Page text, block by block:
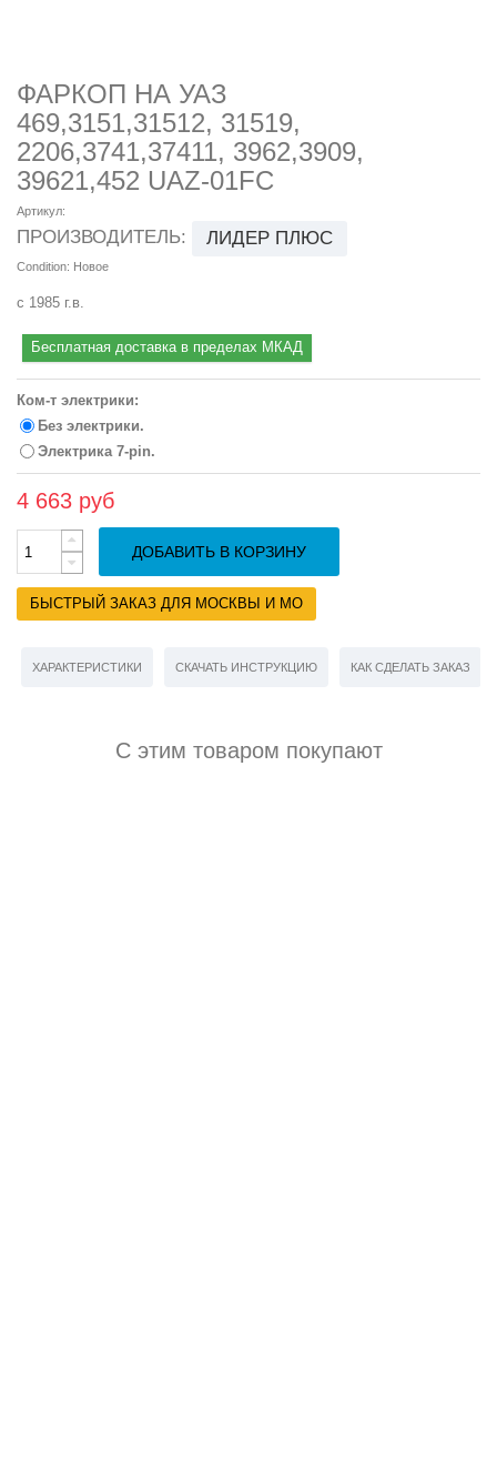
ФАРКОП НА УАЗ
469,3151,31512, 31519,
2206,3741,37411, 3962,3909,
39621,452 UAZ-01FC
Артикул:
ПРОИЗВОДИТЕЛЬ: ЛИДЕР ПЛЮС
Condition: Новое
с 1985 г.в.
Бесплатная доставка в пределах МКАД
Ком-т электрики:
Без электрики.
Электрика 7-pin.
4 663 руб
ДОБАВИТЬ В КОРЗИНУ
БЫСТРЫЙ ЗАКАЗ ДЛЯ МОСКВЫ И МО
ХАРАКТЕРИСТИКИ СКАЧАТЬ ИНСТРУКЦИЮ КАК СДЕЛАТЬ ЗАКАЗ
С этим товаром покупают